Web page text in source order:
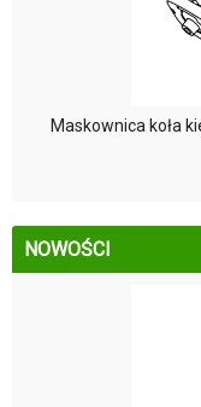
Maskownica koła
NOWOŚCI